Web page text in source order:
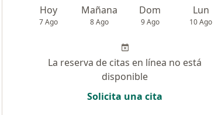
Hoy
7 Ago
Mañana
8 Ago
Dom
9 Ago
Lun
10 Ago
La reserva de citas en línea no está
disponible
Solicita una cita